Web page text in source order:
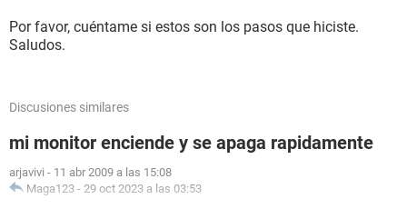
Por favor, cuéntame si estos son los pasos que hiciste.
Saludos.
Discusiones similares
mi monitor enciende y se apaga rapidamente
arjavivi - 11 abr 2009 a las 15:08
Maga123 - 29 oct 2023 a las 03:53